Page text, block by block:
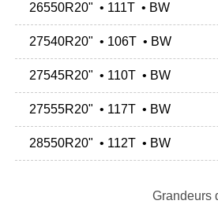
26550R20" • 111T • BW
27540R20" • 106T • BW
27545R20" • 110T • BW
27555R20" • 117T • BW
28550R20" • 112T • BW
Grandeurs